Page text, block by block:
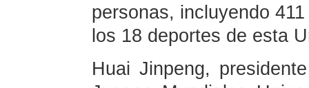
personas, incluyendo
los 18 deportes de esta
Huai Jinpeng,